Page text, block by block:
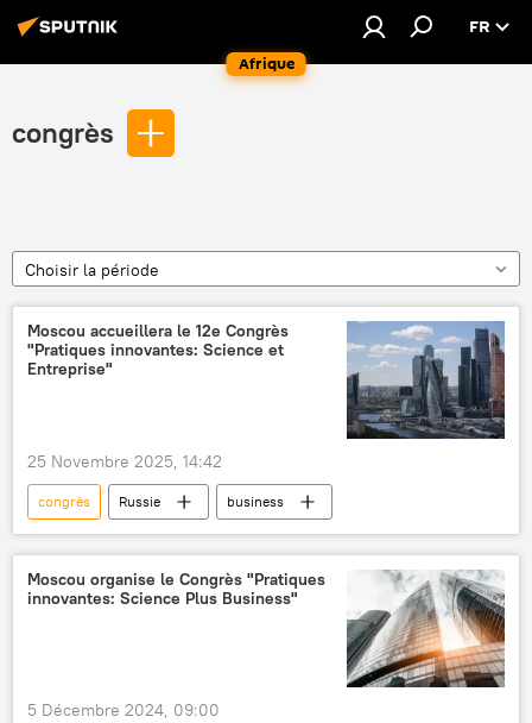
Afrique
FR
congrès
Choisir la période
Moscou accueillera le 12e Congrès
"Pratiques innovantes: Science et
Entreprise"
25 Novembre 2025, 14:42
congrès Russie business
Moscou organise le Congrès "Pratiques
innovantes: Science Plus Business"
5 Décembre 2024, 09:00